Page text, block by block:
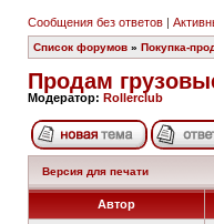
Сообщения без ответов |
Список форумов » Покупка-
Продам
Модератор: Rollerclub
Версия для печати
Автор